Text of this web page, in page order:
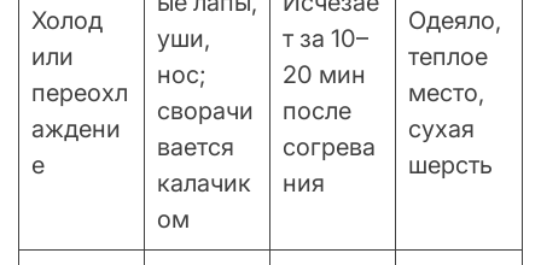
Холод
или
переохл
аждени
е
уши,
нос;
сворачи
вается
калачик
ом
т за 10–
20 мин
после
согрева
ния
Одеяло,
теплое
место,
сухая
шерсть